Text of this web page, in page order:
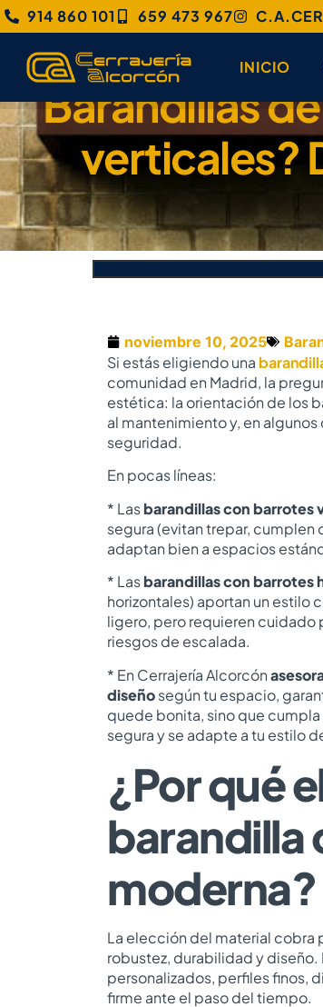
914 860 101 659 473 967
INICIO
Barandillas
verticales?
noviembre 10, 2025
Si estás eligiendo una
comunidad en Madrid, la
estética: la orientación de los
al mantenimiento y, en algunos
seguridad.
En pocas líneas:
* Lasbarandillas con barrotes
segura (evitan trepar, cumplen
adaptan bien a espacios
* Lasbarandillas con barrotes
horizontales) aportan un estilo
ligero, pero requieren cuidado
riesgos de escalada.
* En Cerrajería Alcorcón
diseñosegún tu espacio,
quede bonita, sino que
segura y se adapte a tu estilo
¿Por qué
barandilla
moderna?
La elección del material
robustez, durabilidad y
personalizados, perfiles finos,
firme ante el paso del tiempo.